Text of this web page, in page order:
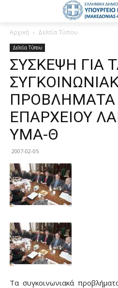
Αρχική Δελτία Τύπου
Δελτία Τύπου
ΣΥΣΚΕΨΗ ΓΙΑ
ΠΡΟΒΛΗΜΑΤΑ
ΕΠΑΡΧΕΙΟΥ
ΥΜΑ-Θ
2007-02-05
Τα συγκοινωνιακά